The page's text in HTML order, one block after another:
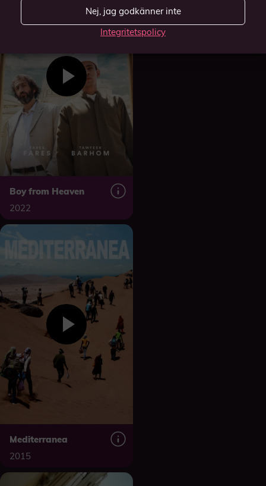
Nej, jag godkänner inte
Integritetspolicy
Boy from Heaven
2022
Mediterranea
2015